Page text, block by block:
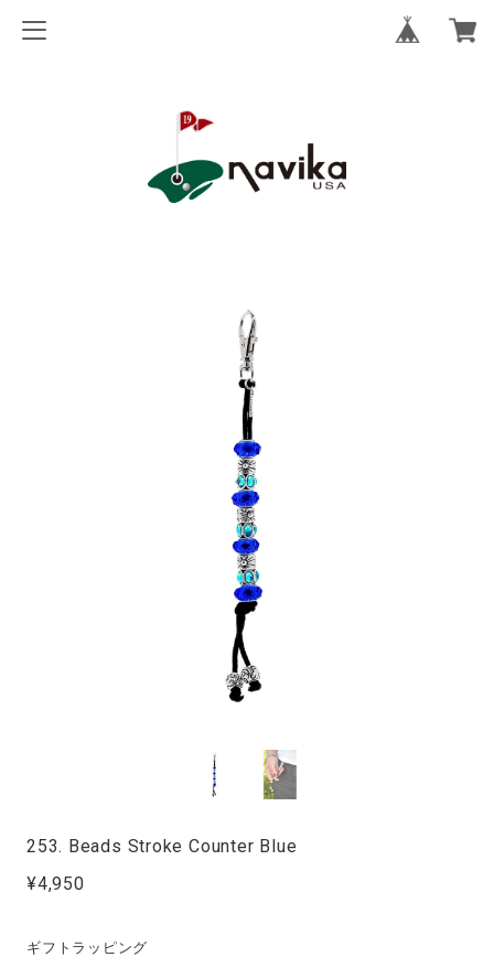
253. Beads Stroke Counter Blue
¥4,950
ギフトラッピング